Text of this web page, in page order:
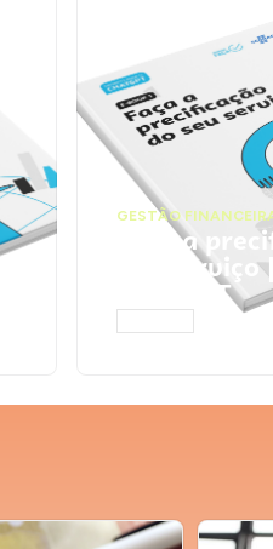
GESTÃO
Faça a
seu
ChatGPT